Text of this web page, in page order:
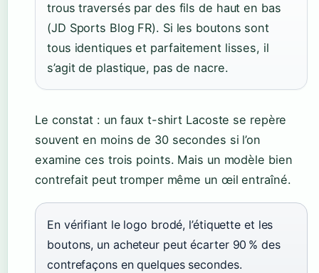
trous traversés par des fils de haut en bas
(JD Sports Blog FR). Si les boutons sont
tous identiques et parfaitement lisses, il
s’agit de plastique, pas de nacre.
Le constat : un faux t-shirt Lacoste se repère
souvent en moins de 30 secondes si l’on
examine ces trois points. Mais un modèle bien
contrefait peut tromper même un œil entraîné.
En vérifiant le logo brodé, l’étiquette et les
boutons, un acheteur peut écarter 90 % des
contrefaçons en quelques secondes.